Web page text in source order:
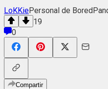
LoKKiePersonal de
19
0
Compartir